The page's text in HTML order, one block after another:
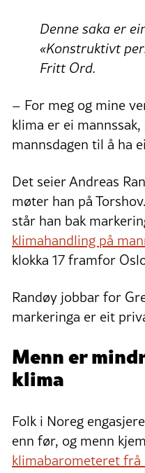
Denne saka er
«Konstruktivt
Fritt Ord.
– For meg og mine
klima er ei
mannsdagen til å ha
Det seier Andreas
møter han på
står han bak
klimahandling på
klokka 17 framfor
Randøy jobbar for
markeringa er eit
Menn er
klima
Folk i Noreg
enn før, og menn
klimabarometeret frå